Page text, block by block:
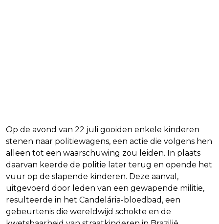
Op de avond van 22 juli gooiden enkele kinderen
stenen naar politiewagens, een actie die volgens hen
alleen tot een waarschuwing zou leiden. In plaats
daarvan keerde de politie later terug en opende het
vuur op de slapende kinderen. Deze aanval,
uitgevoerd door leden van een gewapende militie,
resulteerde in het Candelária-bloedbad, een
gebeurtenis die wereldwijd schokte en de